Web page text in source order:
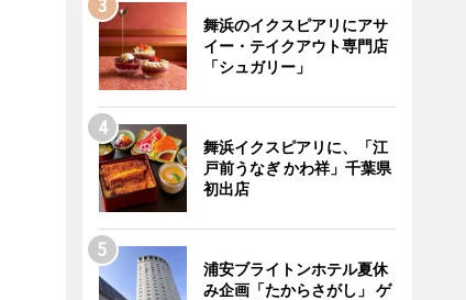
舞浜のイクスピアリにアサ
イー・テイクアウト専門店
「シュガリー」
舞浜イクスピアリに、「江
戸前うなぎ かわ祥」千葉県
初出店
浦安ブライトンホテル夏休
み企画「たからさがし」 ゲ